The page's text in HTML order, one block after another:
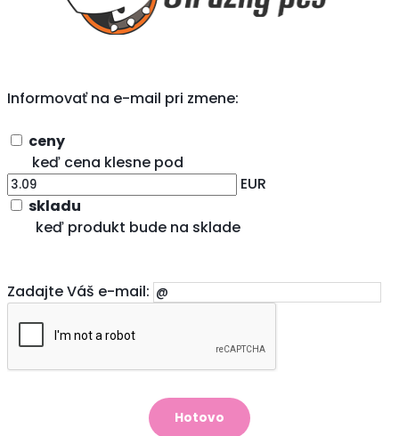
Informovať na e-mail pri zmene:
ceny
keď cena klesne pod
EUR
skladu
keď produkt bude na sklade
Zadajte Váš e-mail: